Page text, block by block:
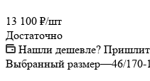
13 100 ₽/шт
Достаточно
Нашли дешевле?
Выбранный размер—46/170-